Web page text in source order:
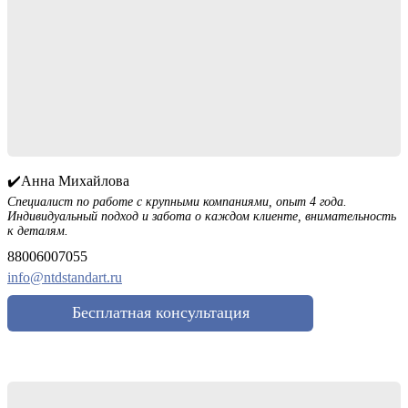
✔️Анна Михайлова
Специалист по работе с крупными компаниями, опыт 4 года.
Индивидуальный подход и забота о каждом клиенте, внимательность
к деталям.
88006007055
info@ntdstandart.ru
Бесплатная консультация